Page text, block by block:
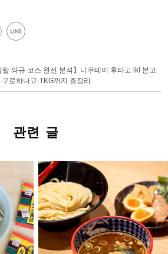
랄 와규 코스 완전 분석】니쿠테이 후타고 iki 본고
로하나규·TKG까지 총정리
관련 글